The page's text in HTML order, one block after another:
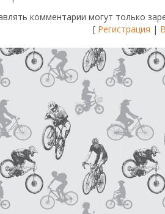
комментарии могут только
[ Регистрация |